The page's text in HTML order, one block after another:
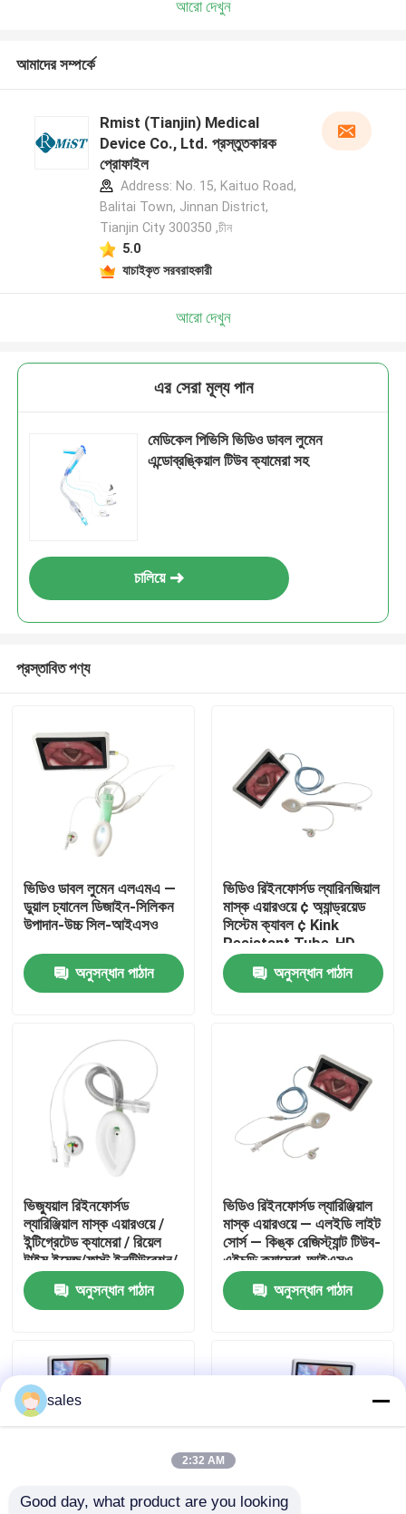
বাড়ি
VR প্রদর্শন
আমাদের সম্পর্কে
কারখানা ভ্রমণ
মান নিয়ন্ত্রণ
উদ্ধৃতির জন্য আবেদন
ল্যারিঞ্জিয়াল মাস্ক এয়ারওয়ে
আরো দেখুন
আমাদের সম্পর্কে
Rmist (Tianjin) Medical
Device Co., Ltd. প্রস্তুতকারক
প্রোফাইল
Address: No. 15, Kaituo Road,
Balitai Town, Jinnan District,
Tianjin City 300350 ,চীন
5.0
যাচাইকৃত সরবরাহকারী
আরো দেখুন
এর সেরা মূল্য পান
মেডিকেল পিভিসি ভিডিও ডাবল লুমেন
এন্ডোব্রঙ্কিয়াল টিউব ক্যামেরা সহ
চালিয়ে
প্রস্তাবিত পণ্য
ভিডিও ডাবল লুমেন এলএমএ —
ডুয়াল চ্যানেল ডিজাইন-সিলিকন
উপাদান-উচ্চ সিল-আইএসও
অনুসন্ধান পাঠান
ভিডিও রিইনফোর্সড ল্যারিনজিয়াল
মাস্ক এয়ারওয়ে ¢ অ্যান্ড্রয়েড
সিস্টেম ক্যাবল ¢ Kink
Resistant Tube-HD
Camera-ISO
অনুসন্ধান পাঠান
ভিজ্যুয়াল রিইনফোর্সড
ল্যারিঞ্জিয়াল মাস্ক এয়ারওয়ে /
ইন্টিগ্রেটেড ক্যামেরা / রিয়েল
টাইম ইমেজ/ফাস্ট ইনটিউবেশন/
আইএসও
অনুসন্ধান পাঠান
ভিডিও রিইনফোর্সড ল্যারিঞ্জিয়াল
মাস্ক এয়ারওয়ে — এলইডি লাইট
সোর্স — কিঙ্ক রেজিস্ট্যান্ট টিউব-
এইচডি ক্যামেরা-আইএসও
অনুসন্ধান পাঠান
sales
2:32 AM
Good day, what product are you looking